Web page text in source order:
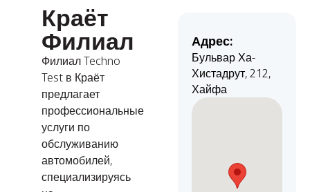
Краёт
Филиал
Филиал Techno
Test в Краёт
предлагает
профессиональные
услуги по
обслуживанию
автомобилей,
специализируясь
Адрес:
Бульвар Ха-
Хистадрут, 212,
Хайфа